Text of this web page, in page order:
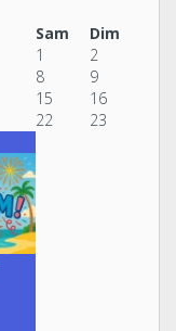
Sam
Dim
1
2
8
9
15
16
22 23